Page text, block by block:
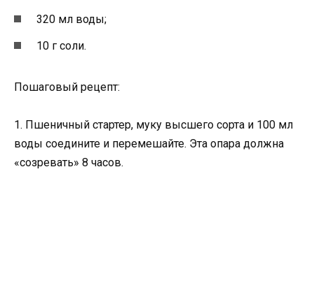
320 мл воды;
10 г соли.
Пошаговый рецепт:
1. Пшеничный стартер, муку высшего сорта и 100 мл
воды соедините и перемешайте. Эта опара должна
«созревать» 8 часов.